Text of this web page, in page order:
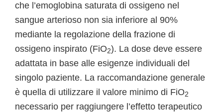
che l’emoglobina saturata di ossigeno nel
sangue arterioso non sia inferiore al 90%
mediante la regolazione della frazione di
ossigeno inspirato (FiO2). La dose deve essere
adattata in base alle esigenze individuali del
singolo paziente. La raccomandazione generale
è quella di utilizzare il valore minimo di FiO2
necessario per raggiungere l’effetto terapeutico